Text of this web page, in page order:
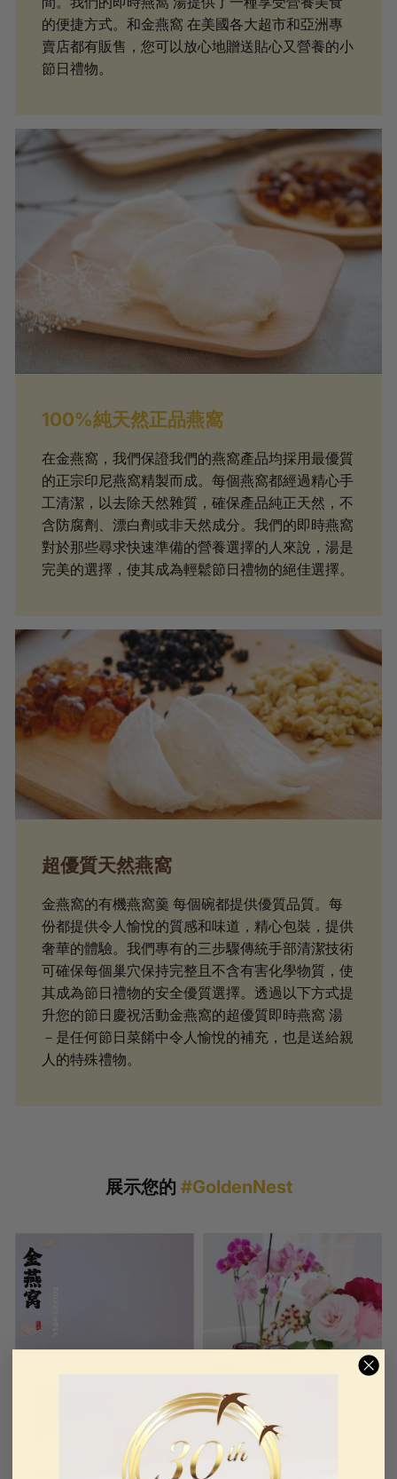
的便捷方式。和金燕窩 在美國各大超市和亞洲專
賣店都有販售，您可以放心地贈送貼心又營養的小
節日禮物。
100%純天然正品燕窩
在金燕窩，我們保證我們的燕窩產品均採用最優質
的正宗印尼燕窩精製而成。每個燕窩都經過精心手
工清潔，以去除天然雜質，確保產品純正天然，不
含防腐劑、漂白劑或非天然成分。我們的即時燕窩
對於那些尋求快速準備的營養選擇的人來說，湯是
完美的選擇，使其成為輕鬆節日禮物的絕佳選擇。
超優質天然燕窩
金燕窩的有機燕窩羹 每個碗都提供優質品質。每
份都提供令人愉悅的質感和味道，精心包裝，提供
奢華的體驗。我們專有的三步驟傳統手部清潔技術
可確保每個巢穴保持完整且不含有害化學物質，使
其成為節日禮物的安全優質選擇。透過以下方式提
升您的節日慶祝活動金燕窩的超優質即時燕窩 湯
－是任何節日菜餚中令人愉悅的補充，也是送給親
人的特殊禮物。
展示您的 #GoldenNest